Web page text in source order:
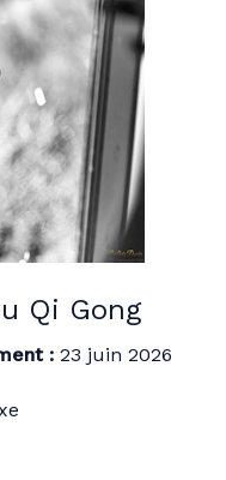
Qi Gong
:23 juin 2026